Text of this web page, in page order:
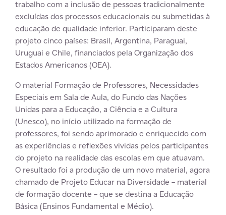
trabalho com a inclusão de pessoas tradicionalmente
excluídas dos processos educacionais ou submetidas à
educação de qualidade inferior. Participaram deste
projeto cinco países: Brasil, Argentina, Paraguai,
Uruguai e Chile, financiados pela Organização dos
Estados Americanos (OEA).
O material Formação de Professores, Necessidades
Especiais em Sala de Aula, do Fundo das Nações
Unidas para a Educação, a Ciência e a Cultura
(Unesco), no início utilizado na formação de
professores, foi sendo aprimorado e enriquecido com
as experiências e reflexões vividas pelos participantes
do projeto na realidade das escolas em que atuavam.
O resultado foi a produção de um novo material, agora
chamado de Projeto Educar na Diversidade – material
de formação docente – que se destina a Educação
Básica (Ensinos Fundamental e Médio).